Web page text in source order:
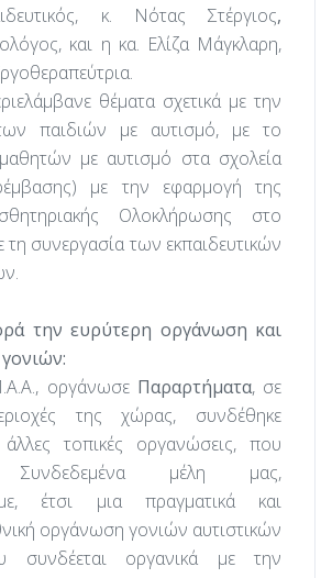
κ. Νότας Στέργιος,
και η κα. Ελίζα Μάγκλαρη,
θέματα σχετικά με την
παιδιών με αυτισμό, με το
με αυτισμό στα σχολεία
με την εφαρμογή της
Ολοκλήρωσης στο
τη συνεργασία των εκπαιδευτικών
την ευρύτερη οργάνωση και
οργάνωσε Παραρτήματα, σε
της χώρας, συνδέθηκε
τοπικές οργανώσεις, που
Συνδεδεμένα μέλη μας,
έτσι μια πραγματικά και
οργάνωση γονιών αυτιστικών
συνδέεται οργανικά με την